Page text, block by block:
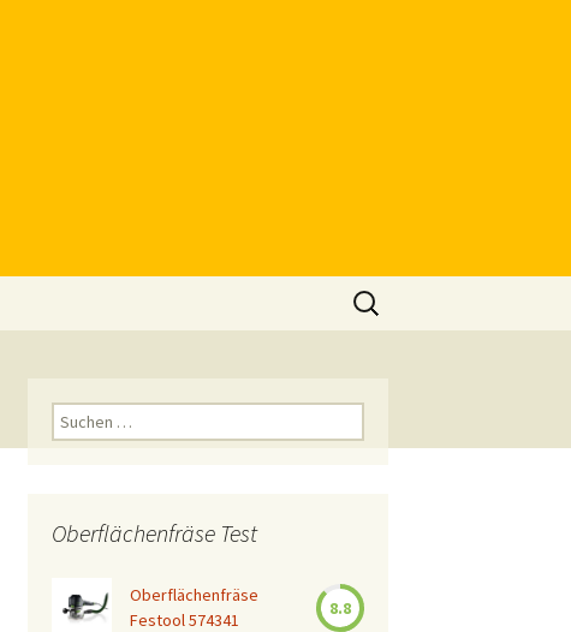
Suchen
nach:
Suchen
nach:
Oberflächenfräse Test
Oberflächenfräse
Festool 574341
8.8